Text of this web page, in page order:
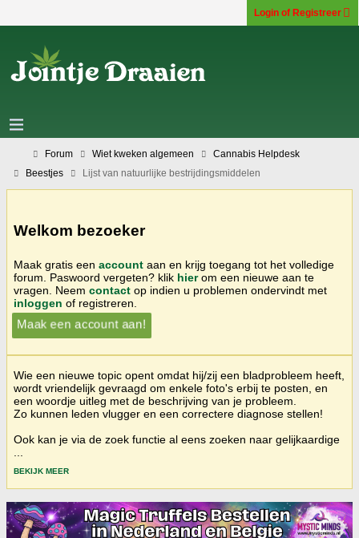
Login of Registreer
Forum Wiet kweken algemeen
Cannabis Helpdesk
Beestjes
Lijst van natuurlijke bestrijdingsmiddelen
Welkom bezoeker
Maak gratis een account aan en krijg toegang tot het volledige
forum. Paswoord vergeten? klik hierom een nieuwe aan te
vragen. Neem contact op indien u problemen ondervindt met
inloggen of registreren.
Maak een account aan!
Wie een nieuwe topic opent omdat hij/zij een bladprobleem heeft,
wordt vriendelijk gevraagd om enkele foto's erbij te posten, en
een woordje uitleg met de beschrijving van je probleem.
Zo kunnen leden vlugger en een correctere diagnose stellen!
Ook kan je via de zoek functie al eens zoeken naar gelijkaardige
BEKIJK MEER